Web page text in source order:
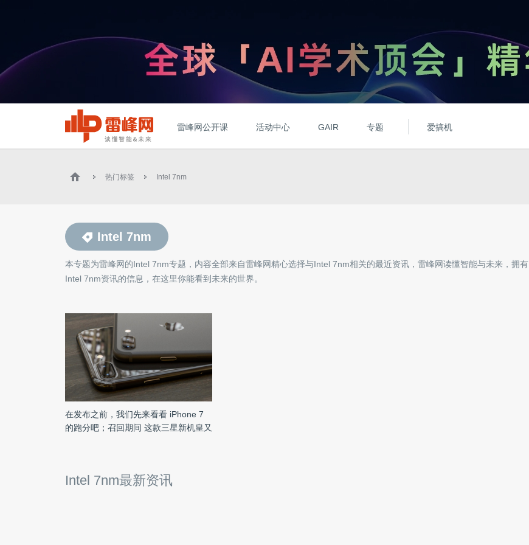
雷峰网公开课 活动中心 GAIR 专题 爱搞机
热门标签 Intel 7nm
Intel 7nm
本专题为雷峰网的Intel 7nm专题，内容全部来自雷峰网精心选择与Intel 7nm相关的最近资讯，雷峰网读懂智能与未来，拥有
Intel 7nm资讯的信息，在这里你能看到未来的世界。
在发布之前，我们先来看看 iPhone 7
的跑分吧；召回期间 这款三星新机皇又
Intel 7nm最新资讯